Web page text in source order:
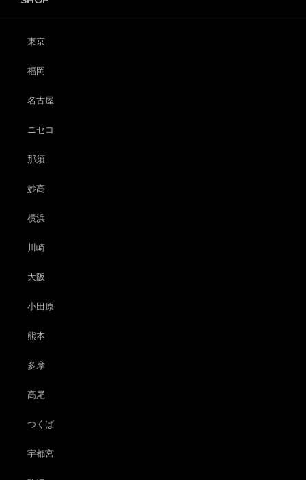
東京
福岡
名古屋
ニセコ
那須
妙高
横浜
川崎
大阪
小田原
熊本
多摩
高尾
つくば
宇都宮